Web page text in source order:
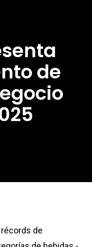
de
de